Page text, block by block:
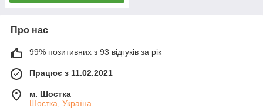
Про нас
99% позитивних з 93 відгуків за рік
Працює з 11.02.2021
м. Шостка
Шостка, Україна